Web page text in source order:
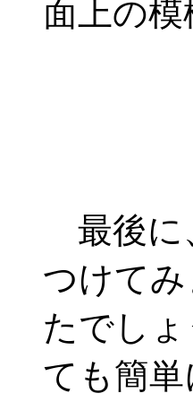
面上の
最後に
つけて
たでし
ても簡